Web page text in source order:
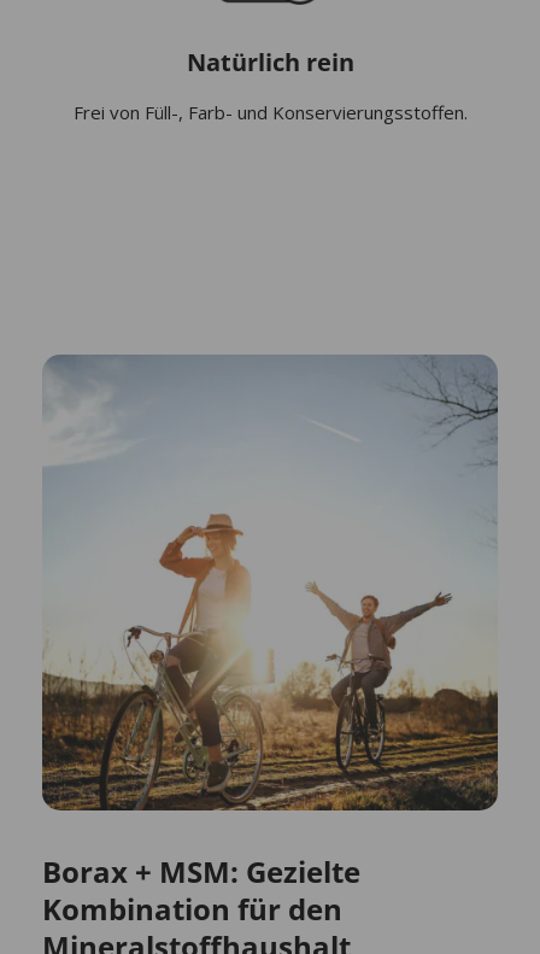
Natürlich rein
Frei von Füll-, Farb- und Konservierungsstoffen.
Borax + MSM: Gezielte
Kombination für den